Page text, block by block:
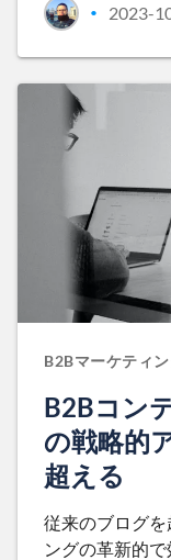
• 2023-
B2Bマーケティ
B2Bコン
の戦略的
超える
従来のブログ
ングの革新的